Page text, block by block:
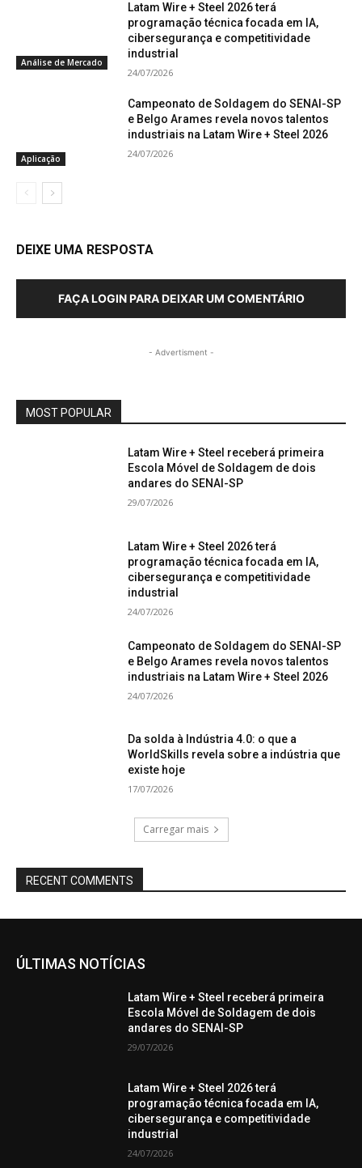
Análise de Mercado
Latam Wire + Steel 2026 terá
programação técnica focada em IA,
cibersegurança e competitividade
industrial
24/07/2026
Aplicação
Campeonato de Soldagem do SENAI-SP
e Belgo Arames revela novos talentos
industriais na Latam Wire + Steel 2026
24/07/2026
DEIXE UMA RESPOSTA
FAÇA LOGIN PARA DEIXAR UM COMENTÁRIO
- Advertisment -
MOST POPULAR
Latam Wire + Steel receberá primeira
Escola Móvel de Soldagem de dois
andares do SENAI-SP
29/07/2026
Latam Wire + Steel 2026 terá
programação técnica focada em IA,
cibersegurança e competitividade
industrial
24/07/2026
Campeonato de Soldagem do SENAI-SP
e Belgo Arames revela novos talentos
industriais na Latam Wire + Steel 2026
24/07/2026
Da solda à Indústria 4.0: o que a
WorldSkills revela sobre a indústria que
existe hoje
17/07/2026
Carregar mais
RECENT COMMENTS
ÚLTIMAS NOTÍCIAS
Latam Wire + Steel receberá primeira
Escola Móvel de Soldagem de dois
andares do SENAI-SP
29/07/2026
Latam Wire + Steel 2026 terá
programação técnica focada em IA,
cibersegurança e competitividade
industrial
24/07/2026